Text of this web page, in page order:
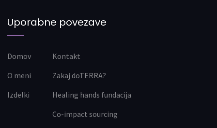
Uporabne povezave
Domov
O meni
Izdelki
Kontakt
Zakaj doTERRA?
Healing hands fundacija
Co-impact sourcing